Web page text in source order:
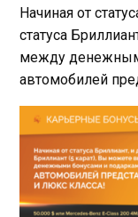
Начиная от
статуса
между
автомобилей